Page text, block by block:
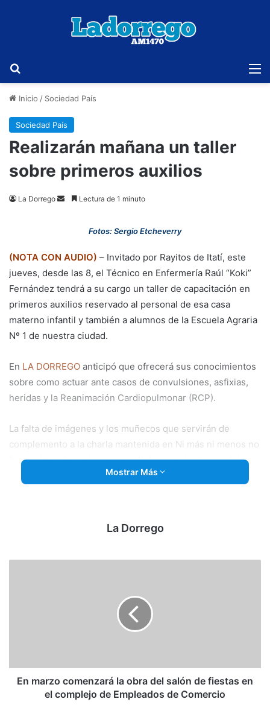
Inicio / Sociedad País
Sociedad País
Realizarán mañana un taller
sobre primeros auxilios
La Dorrego
SendLectura de 1 minuto
Fotos: Sergio Etcheverry
(NOTA CON AUDIO) – Invitado por Rayitos de Itatí, este
jueves, desde las 8, el Técnico en Enfermería Raúl “Koki”
Fernández tendrá a su cargo un taller de capacitación en
primeros auxilios reservado al personal de esa casa
materno infantil y también a alumnos de la Escuela Agraria
Nº 1 de nuestra ciudad.
En LA DORREGO anticipó que ofrecerá sus conocimientos
sobre como actuar ante casos de convulsiones, asfixias,
heridas y la Reanimación Cardiopulmonar (RCP).
La falta de imágenes y los muñecos que servirán de
complemento a la charla mantenida en Ni más ni menos no
fueron impedimento para que Koki a través de su relato
dejara conceptos básicos muy claros y entendibles para la
emergencia debe tener en claro un protocolo fundamental
llamado M.E.S. (Miro, Escucho y Siento). (César Mc
Mostrar Más
La Dorrego
En marzo comenzará la obra del salón de fiestas en
el complejo de Empleados de Comercio